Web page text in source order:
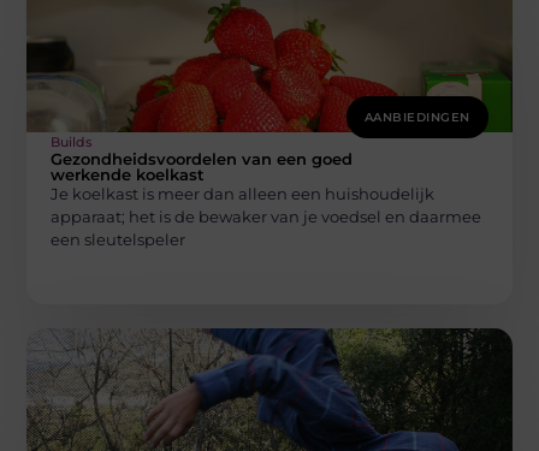
AANBIEDINGEN
Builds
Gezondheidsvoordelen van een goed
werkende koelkast
Je koelkast is meer dan alleen een huishoudelijk
apparaat; het is de bewaker van je voedsel en daarmee
een sleutelspeler